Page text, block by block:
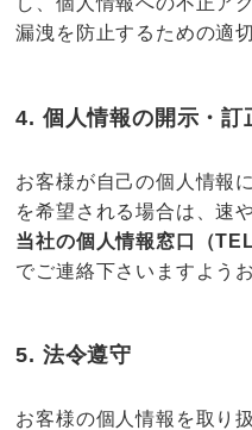
漏洩を防止するための適
4. 個人情報の開示・訂
お客様が自己の個人情報
を希望される場合は、速
当社の個人情報窓口（
でご連絡下さいますよう
5. 法令遵守
お客様の個人情報を取り